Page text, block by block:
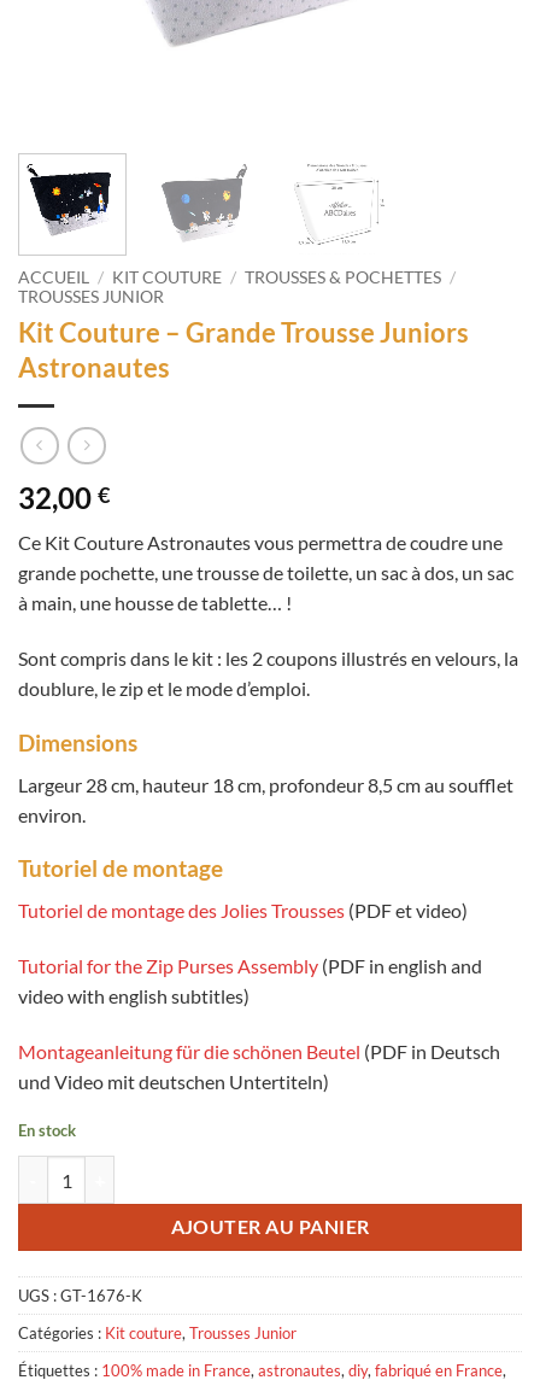
ACCUEIL / KIT COUTURE / TROUSSES & POCHETTES /
TROUSSES JUNIOR
Kit Couture – Grande Trousse Juniors
Astronautes
32,00 €
Ce Kit Couture Astronautes vous permettra de coudre une
grande pochette, une trousse de toilette, un sac à dos, un sac
à main, une housse de tablette… !
Sont compris dans le kit : les 2 coupons illustrés en velours, la
doublure, le zip et le mode d’emploi.
Dimensions
Largeur 28 cm, hauteur 18 cm, profondeur 8,5 cm au soufflet
environ.
Tutoriel de montage
Tutoriel de montage des Jolies Trousses (PDF et video)
Tutorial for the Zip Purses Assembly (PDF in english and
video with english subtitles)
Montageanleitung für die schönen Beutel (PDF in Deutsch
und Video mit deutschen Untertiteln)
En stock
AJOUTER AU PANIER
UGS :GT-1676-K
Catégories : Kit couture, Trousses Junior
Étiquettes : 100% made in France, astronautes, diy, fabriqué en France,